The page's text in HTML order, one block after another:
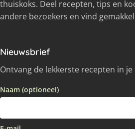
thuiskoks. Deel recepten, tips en
andere bezoekers en vind
Nieuwsbrief
Ontvang de lekkerste recepten in je
Naam (optioneel)